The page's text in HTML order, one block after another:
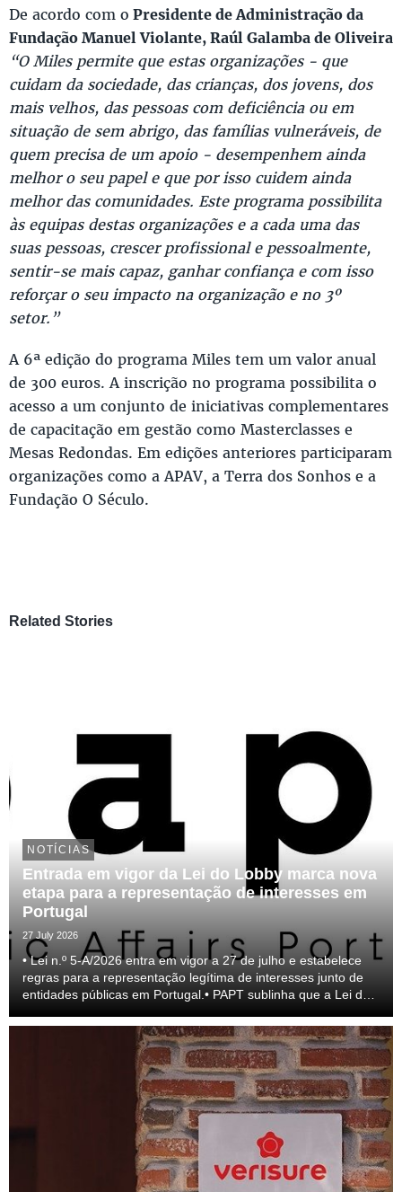
De acordo com o Presidente de Administração da
Fundação Manuel Violante, Raúl Galamba de Oliveira
“O Miles permite que estas organizações - que
cuidam da sociedade, das crianças, dos jovens, dos
mais velhos, das pessoas com deficiência ou em
situação de sem abrigo, das famílias vulneráveis, de
quem precisa de um apoio - desempenhem ainda
melhor o seu papel e que por isso cuidem ainda
melhor das comunidades. Este programa possibilita
às equipas destas organizações e a cada uma das
suas pessoas, crescer profissional e pessoalmente,
sentir-se mais capaz, ganhar confiança e com isso
reforçar o seu impacto na organização e no 3º
setor.”
A 6ª edição do programa Miles tem um valor anual
de 300 euros. A inscrição no programa possibilita o
acesso a um conjunto de iniciativas complementares
de capacitação em gestão como Masterclasses e
Mesas Redondas. Em edições anteriores participaram
organizações como a APAV, a Terra dos Sonhos e a
Fundação O Século.
Related Stories
NOTÍCIAS
Entrada em vigor da Lei do Lobby marca nova
etapa para a representação de interesses em
Portugal
27 July 2026
• Lei n.º 5-A/2026 entra em vigor a 27 de julho e estabelece
regras para a representação legítima de interesses junto de
entidades públicas em Portugal.• PAPT sublinha que a Lei do
do setor e para a transparên...